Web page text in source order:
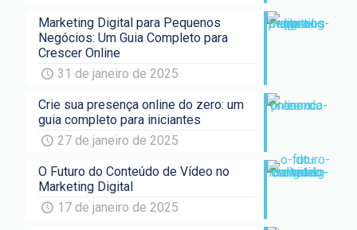
Marketing Digital para Pequenos
Negócios: Um Guia Completo para
Crescer Online
31 de janeiro de 2025
Crie sua presença online do zero: um
guia completo para iniciantes
27 de janeiro de 2025
O Futuro do Conteúdo de Vídeo no
Marketing Digital
17 de janeiro de 2025